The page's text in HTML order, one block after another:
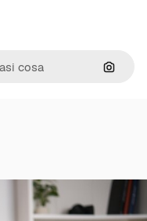
Cerca